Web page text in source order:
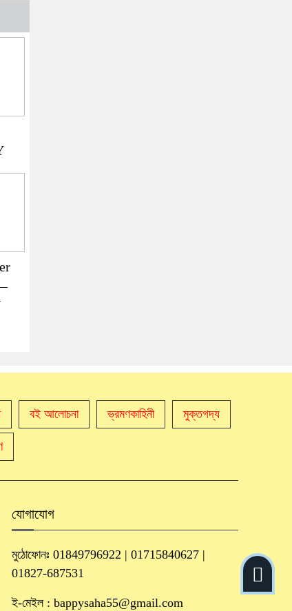
বই আলোচনা ভ্রমণকাহিনী মুক্তগদ্য
যোগাযোগ
মুঠোফোনঃ 01849796922 | 01715840627 |
01827-687531
ই-মেইল : bappysaha55@gmail.com